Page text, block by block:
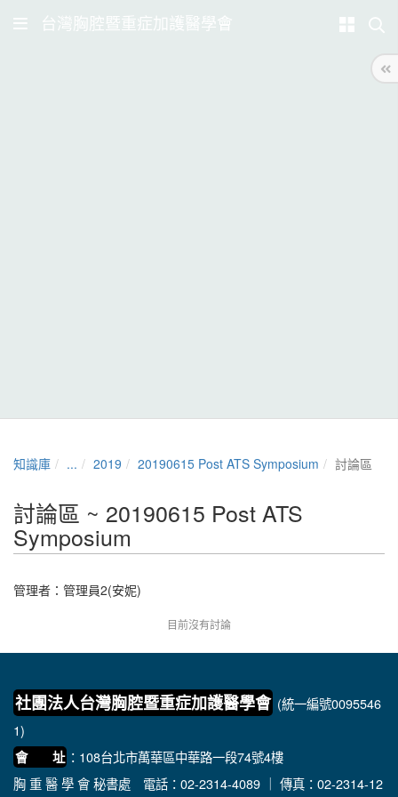
台灣胸腔暨重症加護醫學會
知識庫 ... 2019 20190615 Post ATS Symposium 討論區
討論區 ~ 20190615 Post ATS
Symposium
管理者： 管理員2(安妮)
目前沒有討論
社團法人台灣胸腔暨重症加護醫學會 (統一編號0095546
1)
會 址 ：108台北市萬華區中華路一段74號4樓
胸 重 醫 學 會 秘書處 電話：02-2314-4089 ｜ 傳真：02-2314-12